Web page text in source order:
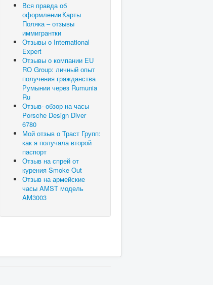
Вся правда об
оформлении Карты
Поляка – отзывы
иммигрантки
Отзывы о International
Expert
Отзывы о компании EU
RO Group: личный опыт
получения гражданства
Румынии через Rumunia
Ru
Отзыв- обзор на часы
Porsche Design Diver
6780
Мой отзыв о Траст Групп:
как я получала второй
паспорт
Отзыв на спрей от
курения Smoke Out
Отзыв на армейские
часы AMST модель
AM3003